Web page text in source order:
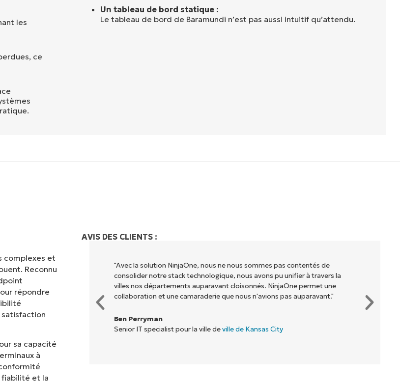
les
ce
Un tableau de bord statique :
Le tableau de bord de Baramundi n’est pas aussi intuitif qu’attendu.
complexes et
Reconnu
répondre
sa capacité
à
fiabilité et la
AVIS DES CLIENTS :
exécuter ce que
rend la vie
"Avec la solution NinjaOne, nous ne nous sommes pas contentés de
consolider notre stack technologique, nous avons pu unifier à travers la
villes nos départements auparavant cloisonnés. NinjaOne permet une
collaboration et une camaraderie que nous n'avions pas auparavant."
Ben Perryman
Senior IT specialist pour la ville deville de Kansas City